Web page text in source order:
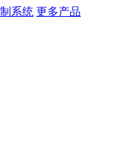
系统 更多产品